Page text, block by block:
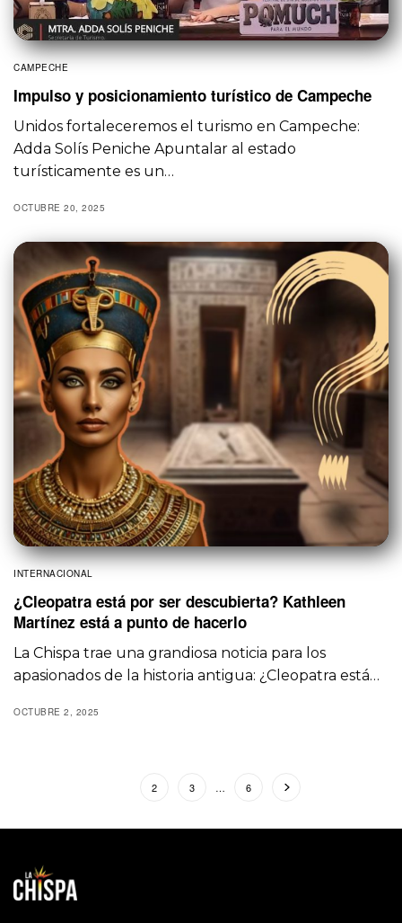
CAMPECHE
Impulso y posicionamiento turístico de Campeche
Unidos fortaleceremos el turismo en Campeche:
Adda Solís Peniche Apuntalar al estado
turísticamente es un…
OCTUBRE 20, 2025
INTERNACIONAL
¿Cleopatra está por ser descubierta? Kathleen
Martínez está a punto de hacerlo
La Chispa trae una grandiosa noticia para los
apasionados de la historia antigua: ¿Cleopatra está…
OCTUBRE 2, 2025
2 3 … 6